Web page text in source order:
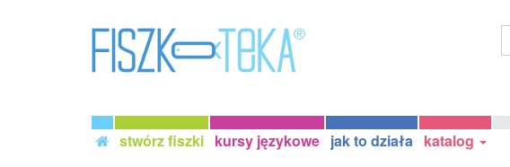
stwórz fiszki kursy językowe jak to działa katalog